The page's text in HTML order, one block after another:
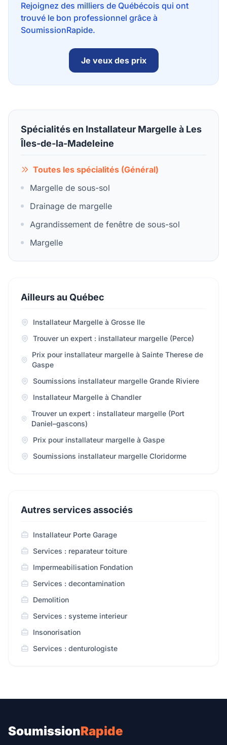
Rejoignez des milliers de Québécois qui ont
trouvé le bon professionnel grâce à
SoumissionRapide.
Je veux des prix
Spécialités en Installateur Margelle à Les
Îles-de-la-Madeleine
Toutes les spécialités (Général)
Margelle de sous-sol
Drainage de margelle
Agrandissement de fenêtre de sous-sol
Margelle
Ailleurs au Québec
Installateur Margelle à Grosse Ile
Trouver un expert : installateur margelle (Perce)
Prix pour installateur margelle à Sainte Therese de
Gaspe
Soumissions installateur margelle Grande Riviere
Installateur Margelle à Chandler
Trouver un expert : installateur margelle (Port
Daniel–gascons)
Prix pour installateur margelle à Gaspe
Soumissions installateur margelle Cloridorme
Autres services associés
Installateur Porte Garage
Services : reparateur toiture
Impermeabilisation Fondation
Services : decontamination
Demolition
Services : systeme interieur
Insonorisation
Services : denturologiste
SoumissionRapide